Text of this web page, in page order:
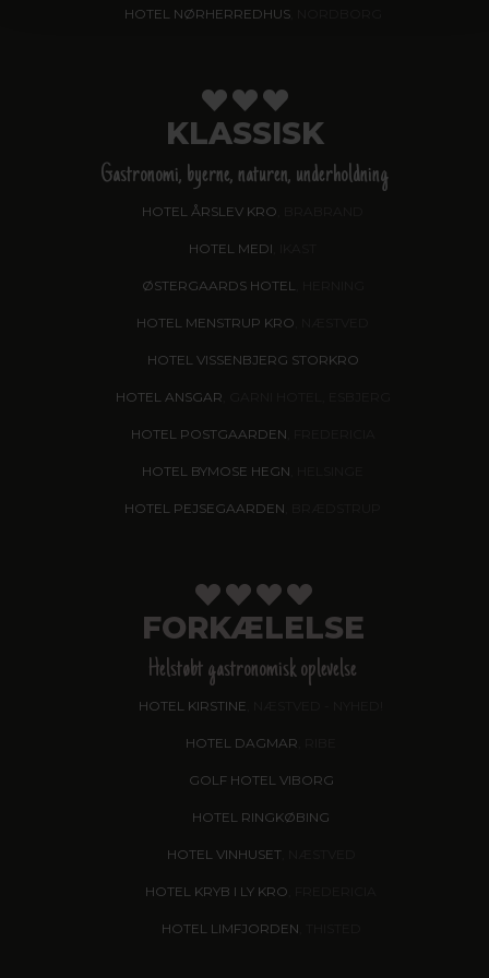
HOTEL NØRHERREDHUS, NORDBORG
KLASSISK
Gastronomi, byerne, naturen, underholdning
HOTEL ÅRSLEV KRO
HOTEL MEDI
ØSTERGAARDS HOTEL, HERNING
HOTEL MENSTRUP KRO
HOTEL VISSENBJERG STORKRO
HOTEL ANSGAR
HOTEL POSTGAARDEN
HOTEL BYMOSE HEGN
HOTEL PEJSEGAARDEN
FORKÆLELSE
Helstøbt gastronomisk oplevelse
HOTEL KIRSTINE
HOTEL DAGMAR
GOLF HOTEL VIBORG
HOTEL RINGKØBING
HOTEL VINHUSET, NÆSTVED
HOTEL KRYB I LY KRO
HOTEL LIMFJORDEN